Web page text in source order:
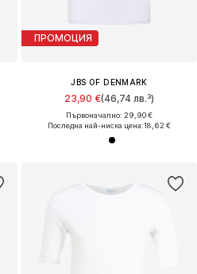
ПРОМОЦИЯ
JBS OF DENMARK
23,90 €(46,74 лв.³)
Първоначално: 29,90 €
Последна най-ниска цена:18,62 €